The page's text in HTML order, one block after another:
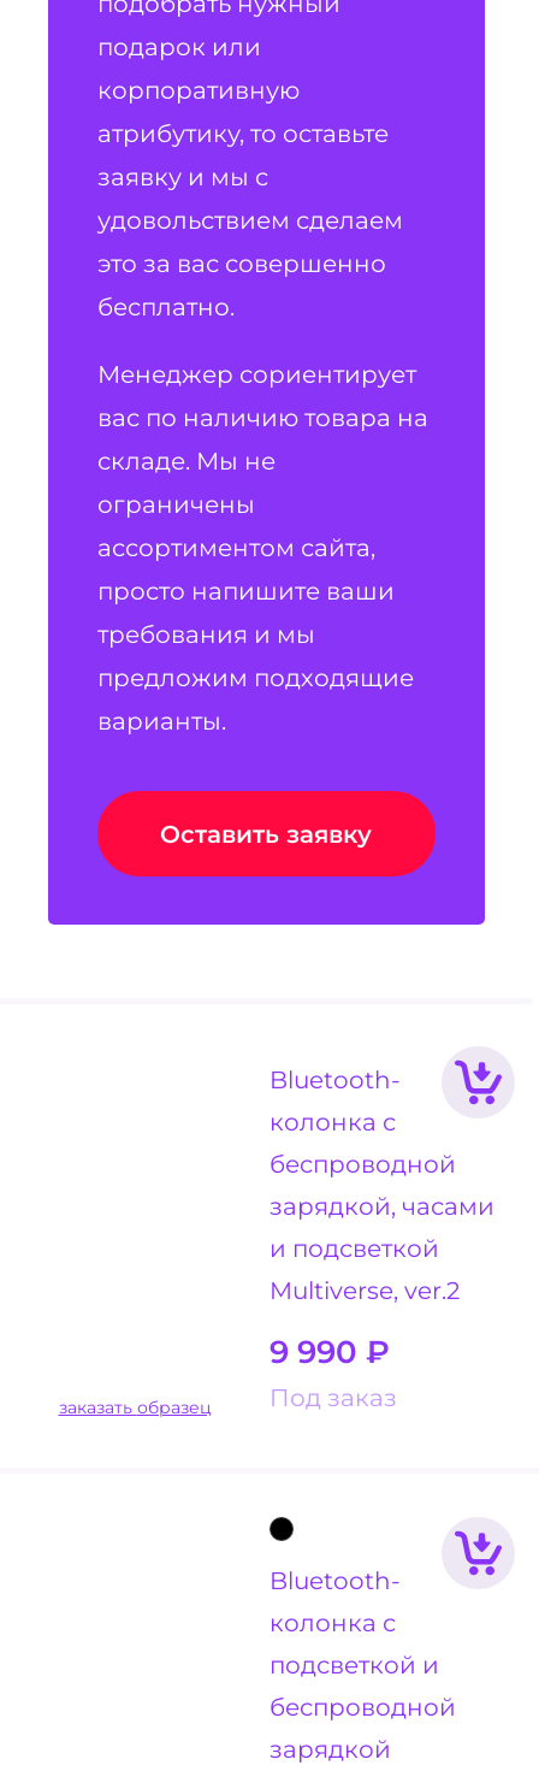
подарок или
корпоративную
атрибутику, то оставьте
заявку и мы с
удовольствием сделаем
это за вас совершенно
бесплатно.
Менеджер сориентирует
вас по наличию товара на
складе. Мы не
ограничены
ассортиментом сайта,
просто напишите ваши
требования и мы
предложим подходящие
варианты.
Оставить заявку
Bluetooth-
колонка с
беспроводной
зарядкой, часами
и подсветкой
Multiverse, ver.2
9 990 ₽
Под заказ
заказать образец
Bluetooth-
колонка с
подсветкой и
беспроводной
зарядкой